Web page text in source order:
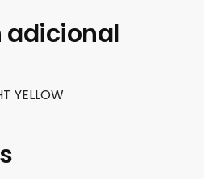
adicional
YELLOW